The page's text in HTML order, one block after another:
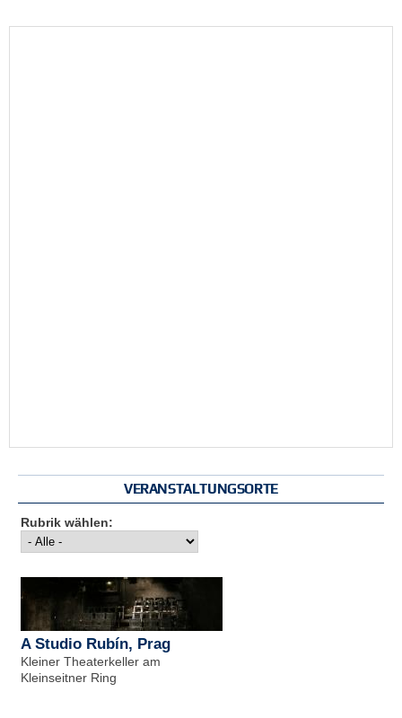
VERANSTALTUNGSORTE
Rubrik wählen:
A Studio Rubín, Prag
Kleiner Theaterkeller am
Kleinseitner Ring